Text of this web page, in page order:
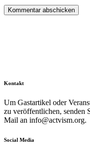
Kontakt
Um Gastartikel oder
zu veröffentlichen, senden
Mail an info@actvism.org.
Social Media